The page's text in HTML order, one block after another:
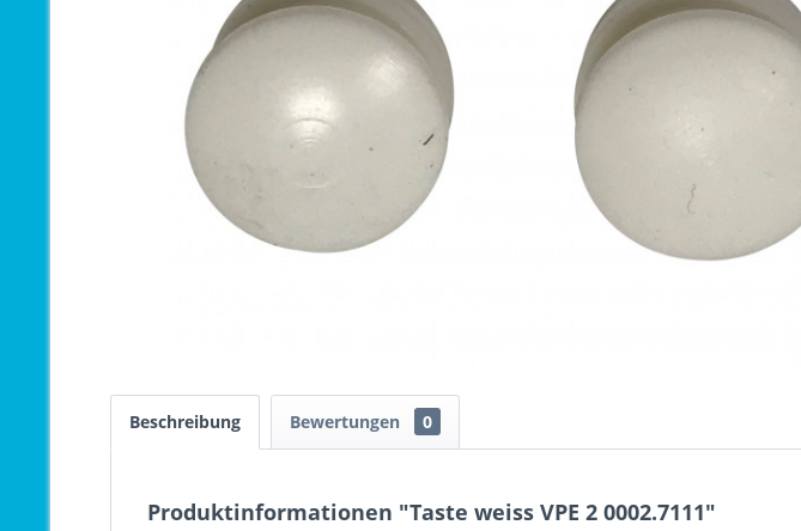
Beschreibung Bewertungen 0
Produktinformationen "Taste weiss VPE 2 0002.7111"